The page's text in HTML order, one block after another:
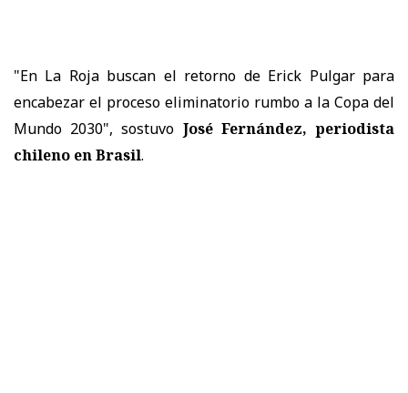
"En La Roja buscan el retorno de Erick Pulgar para
encabezar el proceso eliminatorio rumbo a la Copa del
Mundo 2030", sostuvo José Fernández, periodista
chileno en Brasil.